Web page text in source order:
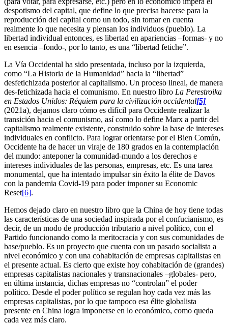
despotismo del capital, que define lo que precisa hacerse para la
reproducción del capital como un todo, sin tomar en cuenta
realmente lo que necesita y piensan los individuos (pueblo). La
libertad individual entonces, es libertad en apariencias –formas- y no
en esencia –fondo-, por lo tanto, es una “libertad fetiche”.
La Vía Occidental ha sido presentada, incluso por la izquierda,
como “La Historia de la Humanidad” hacia la “libertad”
desfetichizada posterior al capitalismo. Un proceso lineal, de manera
des-fetichizada hacia el comunismo. En nuestro libro La Perestroika
en Estados Unidos: Réquiem para la civilización occidental[5]
(2021a), dejamos claro cómo es difícil para Occidente realizar la
transición hacia el comunismo, así como lo define Marx a partir del
capitalismo realmente existente, construido sobre la base de intereses
individuales en conflicto. Para lograr orientarse por el Bien Común,
Occidente ha de hacer un viraje de 180 grados en la contemplación
del mundo: anteponer la comunidad-mundo a los derechos e
intereses individuales de las personas, empresas, etc. Es una tarea
monumental, que ha intentado impulsar sin éxito la élite de Davos
con la pandemia Covid-19 para poder imponer su Economic
Reset[6].
Hemos dejado claro en nuestro libro que la China de hoy tiene todas
las características de una sociedad inspirada por el confucianismo, es
decir, de un modo de producción tributario a nivel político, con el
Partido funcionando como la meritocracia y con sus comunidades de
base/pueblo. Es un proyecto que cuenta con un pasado socialista a
nivel económico y con una cohabitación de empresas capitalistas en
el presente actual. Es cierto que existe hoy cohabitación de (grandes)
empresas capitalistas nacionales y transnacionales –globales- pero,
en última instancia, dichas empresas no “controlan” el poder
político. Desde el poder político se regulan hoy cada vez más las
empresas capitalistas, por lo que tampoco esa élite globalista
presente en China logra imponerse en lo económico, como queda
cada vez más claro.